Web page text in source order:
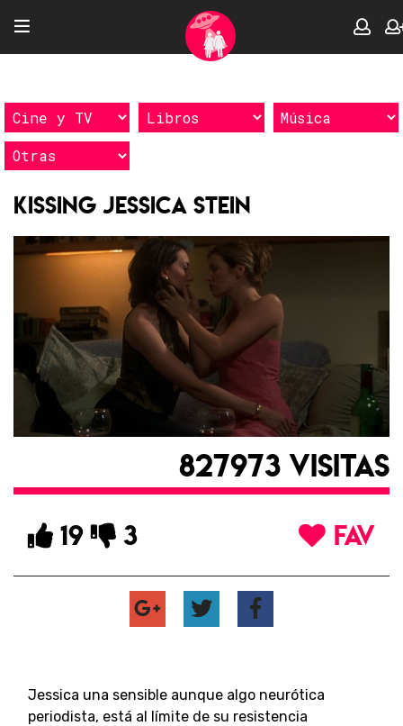
Kissing Jessica Stein
827973 VISITAS
19 3 FAV
Jessica una sensible aunque algo neurótica
periodista, está al límite de su resistencia